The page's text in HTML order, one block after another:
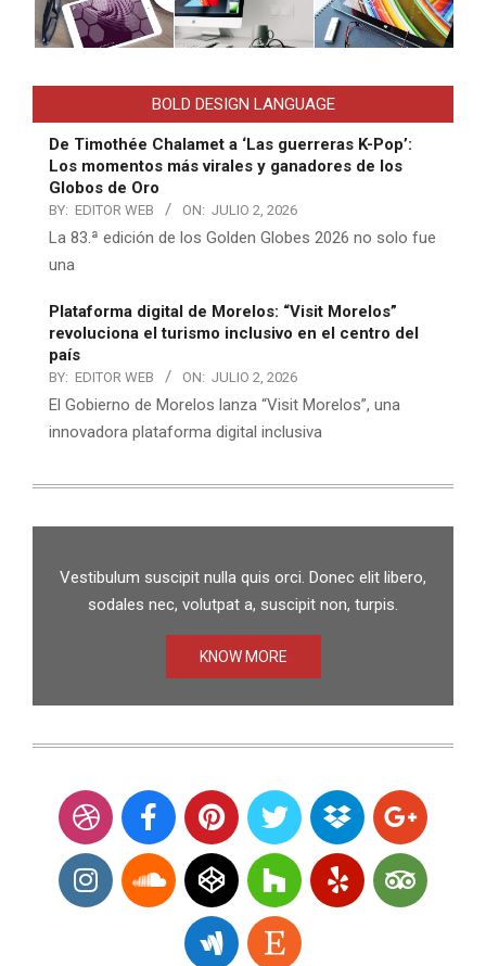
BOLD DESIGN LANGUAGE
De Timothée Chalamet a ‘Las guerreras K-Pop’:
Los momentos más virales y ganadores de los
Globos de Oro
BY: EDITOR WEB ON: JULIO 2, 2026
La 83.ª edición de los Golden Globes 2026 no solo fue
una
Plataforma digital de Morelos: “Visit Morelos”
revoluciona el turismo inclusivo en el centro del
país
BY: EDITOR WEB ON: JULIO 2, 2026
El Gobierno de Morelos lanza “Visit Morelos”, una
innovadora plataforma digital inclusiva
Vestibulum suscipit nulla quis orci. Donec elit libero,
sodales nec, volutpat a, suscipit non, turpis.
KNOW MORE